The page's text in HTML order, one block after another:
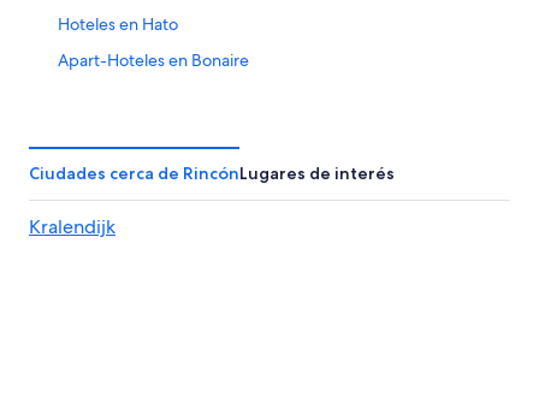
Hoteles en Hato
Apart-Hoteles en Bonaire
Casas de huéspedes en Bonaire
Casas vacacionales en Bonaire
Resorts en Bonaire
Ciudades cerca de RincónLugares de interés
Kralendijk